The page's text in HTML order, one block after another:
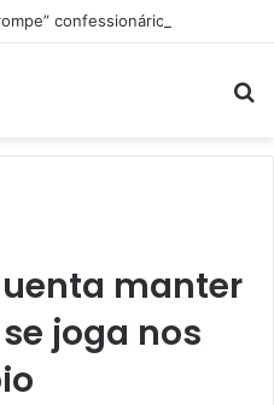
confessionário
manter
joga nos